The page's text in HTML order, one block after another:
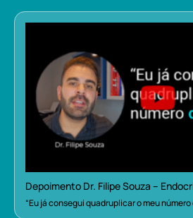
Depoimento Dr. Filipe Souza –
“Eu já consegui quadruplicar o meu